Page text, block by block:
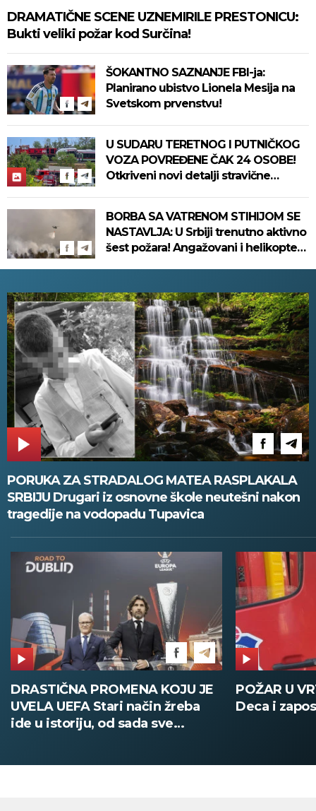
DRAMATIČNE SCENE UZNEMIRILE PRESTONICU:
Bukti veliki požar kod Surčina!
ŠOKANTNO SAZNANJE FBI-ja:
Planirano ubistvo Lionela Mesija na
Svetskom prvenstvu!
U SUDARU TERETNOG I PUTNIČKOG
VOZA POVREĐENE ČAK 24 OSOBE!
Otkriveni novi detalji stravične
BORBA SA VATRENOM STIHIJOM SE
NASTAVLJA: U Srbiji trenutno aktivno
šest požara! Angažovani i helikopteri
PORUKA ZA STRADALOG MATEA RASPLAKALA
SRBIJU Drugari iz osnovne škole neutešni nakon
tragedije na vodopadu Tupavica
DRASTIČNA PROMENA KOJU JE
UVELA UEFA Stari način žreba
ide u istoriju, od sada sve
POŽAR U
Deca i